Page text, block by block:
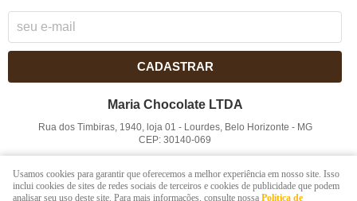
CADASTRAR
Maria Chocolate LTDA
Rua dos Timbiras, 1940, loja 01 - Lourdes, Belo Horizonte - MG
CEP: 30140-069
Usamos cookies para garantir que oferecemos a melhor experiência em nosso site. Isso
inclui cookies de sites de redes sociais de terceiros e cookies de publicidade que podem
analisar seu uso deste site. Para mais informações, consulte nossa Política de